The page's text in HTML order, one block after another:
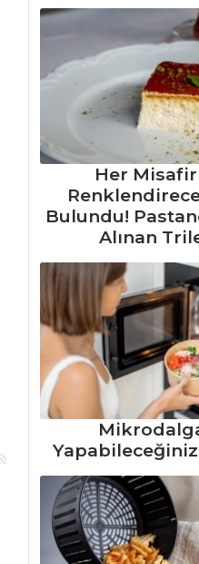
Her Misafir
Bulundu!
Alınan